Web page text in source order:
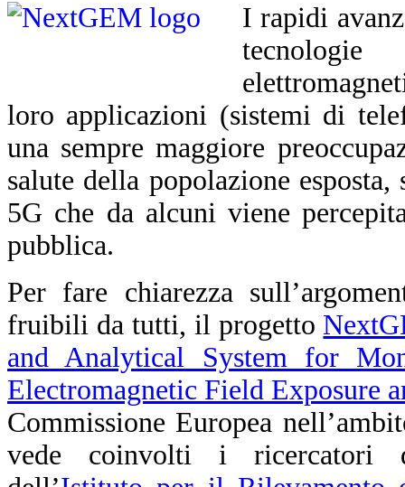
I rapidi
loro applicazioni (sistemi di
una sempre maggiore
salute della popolazione
5G che da alcuni viene
pubblica.
Per fare chiarezza
fruibili da tutti, il progetto
and Analytical System for
Electromagnetic Field Exposure
Commissione Europea
vede coinvolti i